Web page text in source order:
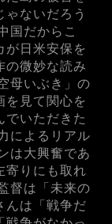
ないだろう
国だからこ
が日米安保を
の微妙な読み
母いぶき」の
見て関心を
いただきた
によるリアル
は大興奮であ
寄りにも取れ
督は「未来の
んは「戦争だ